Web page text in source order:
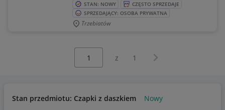
STAN: NOWY
CZĘSTO SPRZEDAJE
SPRZEDAJĄCY: OSOBA PRYWATNA
Trzebiatów
z 1 Następna strona
Stan przedmiotu: Czapki z daszkiem Nowy